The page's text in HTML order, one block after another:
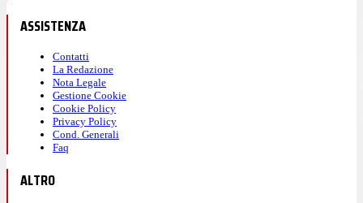
ASSISTENZA
Contatti
La Redazione
Nota Legale
Gestione Cookie
Cookie Policy
Privacy Policy
Cond. Generali
Faq
ALTRO